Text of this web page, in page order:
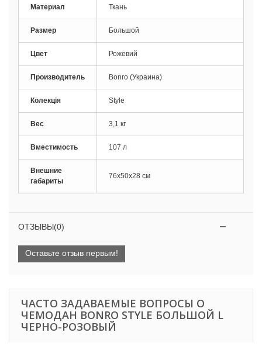
Материал Ткань
Размер Большой
Цвет Рожевий
Производитель Bonro (Украина)
Колекція Style
Вес 3,1 кг
Вместимость 107 л
Внешние
габариты
76x50x28 см
ОТЗЫВЫ(0)
Оставьте отзыв первым!
ЧАСТО ЗАДАВАЕМЫЕ ВОПРОСЫ О
ЧЕМОДАН BONRO STYLE БОЛЬШОЙ L
ЧЕРНО-РОЗОВЫЙ